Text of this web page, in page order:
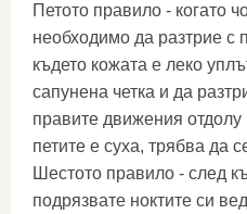
Петото правило - когато
необходимо да разтрие с
където кожата е леко
сапунена четка и да
правите движения отдолу
петите е суха, трябва да
Шестото правило - след
подрязвате ноктите си